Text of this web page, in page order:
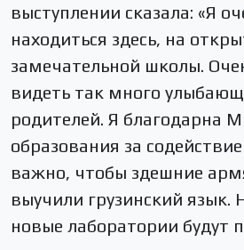
выступлении сказала: «Я
находиться здесь, на
замечательной школы.
видеть так много
родителей. Я благодарна
образования за
важно, чтобы здешние
выучили грузинский язык.
новые лаборатории будут